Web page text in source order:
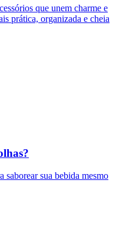
que unem charme e
prática, organizada e cheia
saborear sua bebida mesmo